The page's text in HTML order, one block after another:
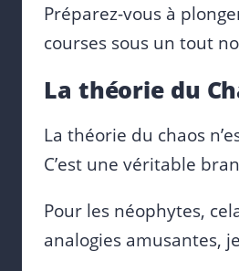
Préparez-vous à
courses sous un tout
La théorie du
La théorie du chaos
C’est une véritable
Pour les néophytes,
analogies amusantes,